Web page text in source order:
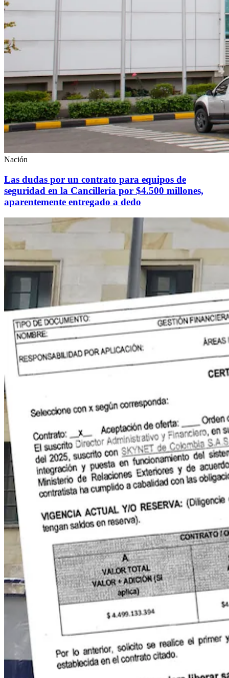
Nación
Las dudas por un contrato para equipos de
seguridad en la Cancillería por $4.500 millones,
aparentemente entregado a dedo